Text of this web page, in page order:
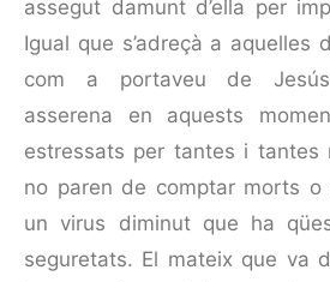
assegut damunt d’ella per
Igual que s’adreçà a aquelles
com a porta­veu de
asserena en aquests
estressats per tantes i tantes
no paren de comptar morts
un virus diminut que ha
seguretats. El mateix que va